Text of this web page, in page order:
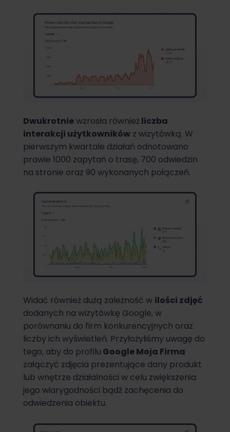
Dwukrotniewzrosła równieżliczba
interakcji użytkowników z wizytówką. W
pierwszym kwartale działań odnotowano
prawie 1000 zapytań o trasę, 700 odwiedzin
na stronie oraz 90 wykonanych połączeń.
Widać również dużą zależność w ilości zdjęć
dodanych na wizytówkę Google, w
porównaniu do firm konkurencyjnych oraz
liczby ich wyświetleń. Przyłożyliśmy uwagę do
tego, aby do profilu Google Moja Firma
załączyć zdjęcia prezentujące dany produkt
lub wnętrze działalności w celu zwiększenia
jego wiarygodności bądź zachęcenia do
odwiedzenia obiektu.